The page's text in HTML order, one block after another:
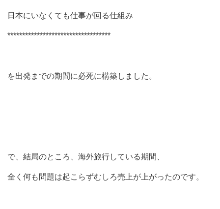
日本にいなくても仕事が回る仕組み
***********************************
を出発までの期間に必死に構築しました。
で、結局のところ、海外旅行している期間、
全く何も問題は起こらずむしろ売上が上がったのです。